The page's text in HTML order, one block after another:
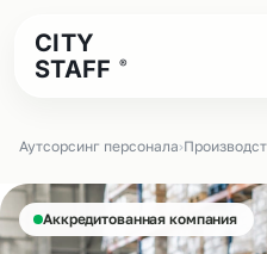
CITY
STAFF
®
Аутсорсинг персонала›
Аккредитованная компания